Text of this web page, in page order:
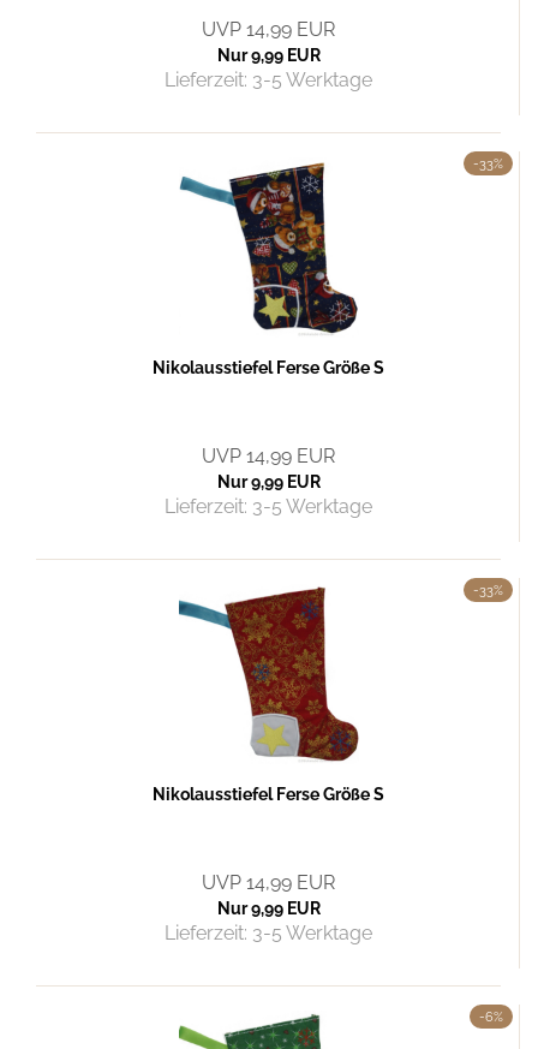
UVP 14,99 EUR
Nur 9,99 EUR
Lieferzeit: 3-5 Werktage
-33%
Nikolausstiefel Ferse Größe S
UVP 14,99 EUR
Nur 9,99 EUR
Lieferzeit: 3-5 Werktage
-33%
Nikolausstiefel Ferse Größe S
UVP 14,99 EUR
Nur 9,99 EUR
Lieferzeit: 3-5 Werktage
-6%